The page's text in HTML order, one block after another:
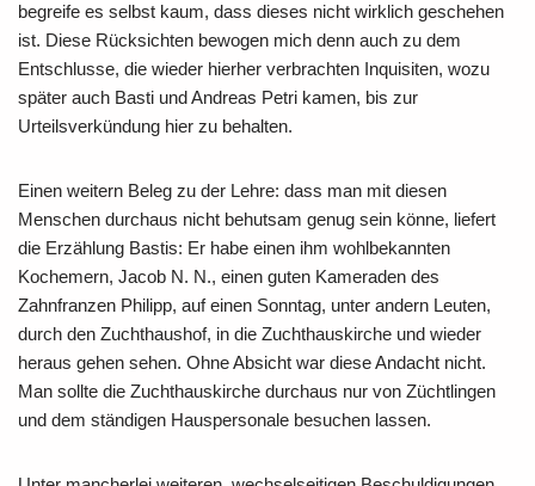
begreife es selbst kaum, dass dieses nicht wirklich geschehen
ist. Diese Rücksichten bewogen mich denn auch zu dem
Entschlusse, die wieder hierher verbrachten Inquisiten, wozu
später auch Basti und Andreas Petri kamen, bis zur
Urteilsverkündung hier zu behalten.
Einen weitern Beleg zu der Lehre: dass man mit diesen
Menschen durchaus nicht behutsam genug sein könne, liefert
die Erzählung Bastis: Er habe einen ihm wohlbekannten
Kochemern, Jacob N. N., einen guten Kameraden des
Zahnfranzen Philipp, auf einen Sonntag, unter andern Leuten,
durch den Zuchthaushof, in die Zuchthauskirche und wieder
heraus gehen sehen. Ohne Absicht war diese Andacht nicht.
Man sollte die Zuchthauskirche durchaus nur von Züchtlingen
und dem ständigen Hauspersonale besuchen lassen.